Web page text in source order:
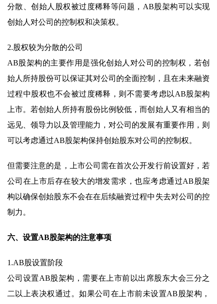
分散、创始人股权被过度稀释等问题，AB股架构可以实现
创始人对公司的控制权和决策权。
2.股权较为分散的公司
AB股架构的主要作用是强化创始人对公司的控制权，若创
始人所持股份可以保证其对公司的全面控制，且在未来融资
过程中股权也不会被过度稀释，则不需要考虑以AB股架构
上市。若创始人所持有股份比例较低，而创始人又有相当的
远见、领导力以及管理能力，对公司的发展有重要作用，则
可以考虑通过AB股架构保持创始股东对公司的控制权。
但需要注意的是，上市公司需在首次公开发行前设置好，若
公司在上市后存在较大的增发需求，也应考虑通过AB股架
构以确保创始股东不会在在后续融资过程中失去对公司的控
制力。
六、设置AB股架构的注意事项
1.AB股设置阶段
公司设置AB股架构，需要在上市前以出席股东大会三分之
二以上表决权通过。如果公司在上市前未设置AB股架构，